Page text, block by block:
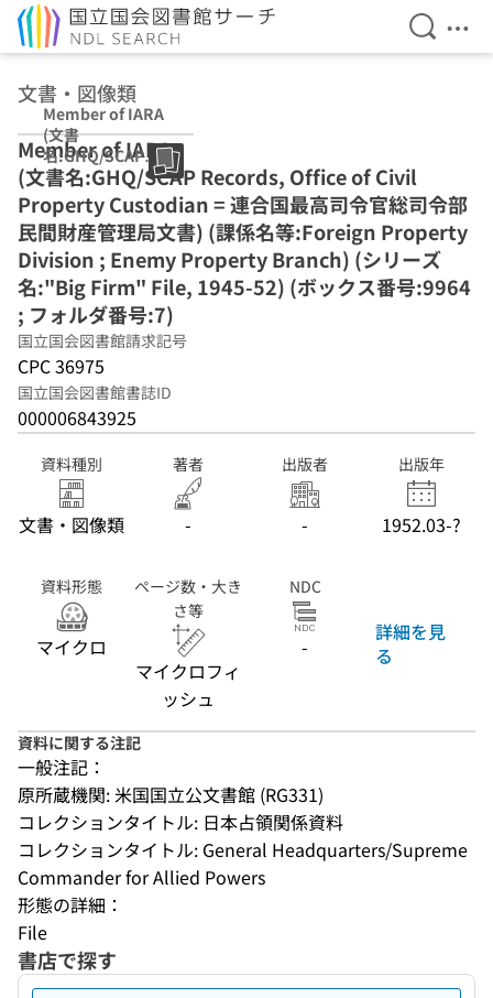
検索を
メ
文書・図像類
Member of IARA
(文書
名:GHQ/SCAP
Records, Office
of Civil Property
Custodian = 連合
国最高司令官総司
令部民間財産管理
局文書) (課係名
等:Foreign
Property
Division ; Enemy
Property
Branch) (シリー
ズ名:"Big Firm"
File, 1945-52) (ボ
; フォルダ番号:7)
Member of IARA
(文書名:GHQ/SCAP Records, Office of Civil
Property Custodian = 連合国最高司令官総司令部
民間財産管理局文書) (課係名等:Foreign Property
Division ; Enemy Property Branch) (シリーズ
名:"Big Firm" File, 1945-52) (ボックス番号:9964
; フォルダ番号:7)
国立国会図書館請求記号
CPC 36975
国立国会図書館書誌ID
000006843925
資料種別
文書・図像類
著者
-
出版者
-
出版年
1952.03-?
資料形態
マイクロ
ページ数・大き
さ等
マイクロフィ
ッシュ
NDC
-
詳細を見
る
資料に関する注記
一般注記：
原所蔵機関: 米国国立公文書館 (RG331)
コレクションタイトル: 日本占領関係資料
コレクションタイトル: General Headquarters/Supreme
Commander for Allied Powers
形態の詳細：
File
書店で探す